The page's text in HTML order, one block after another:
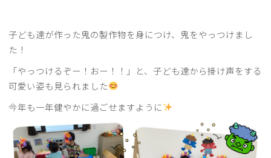
子ども達が作った鬼の製作物を身につけ、鬼をやっつけまし
た！
「やっつけるぞー！おー！！」と、子ども達から掛け声をする
可愛い姿も見られました
今年も一年健やかに過ごせますように